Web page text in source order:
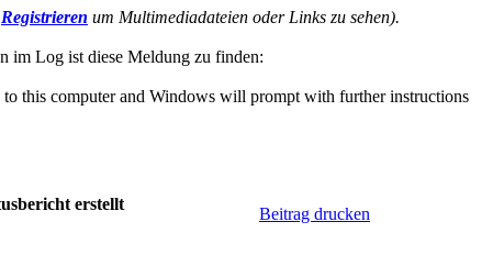
Registrieren um Multimediadateien oder Links zu sehen).
im Log ist diese Meldung zu finden:
this computer and Windows will prompt with further instructions
erstellt
Beitrag drucken